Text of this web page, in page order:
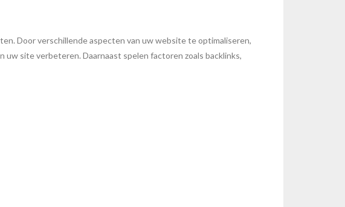
Door verschillende aspecten van uw website te optimaliseren,
site verbeteren. Daarnaast spelen factoren zoals backlinks,